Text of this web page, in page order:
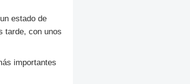
estado de
tarde, con unos
importantes